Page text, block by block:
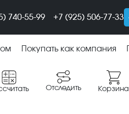
740-55-99 +7 (925) 506-77-33
Покупать как компания
Отследить Корзина